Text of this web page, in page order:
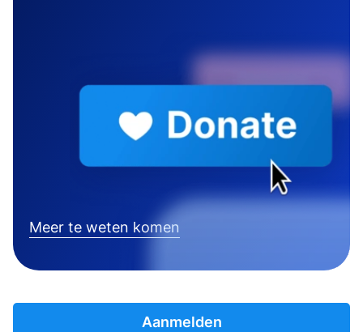
Meer te weten komen
Aanmelden